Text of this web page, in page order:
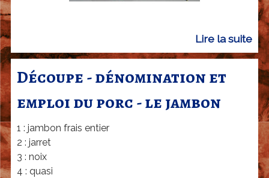
o
d
p
o
c
Lire la suite d
e
D
é
c
o
u
p
e
Découpe - dénomination et
emploi du porc - le jambon
1 : jambon frais entier
2 : jarret
3 : noix
4 : quasi